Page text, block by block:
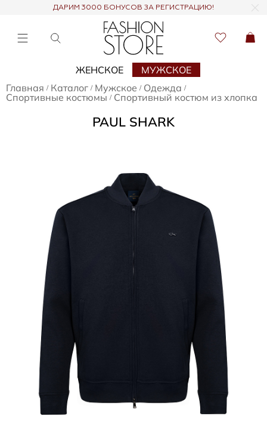
ДАРИМ 3000 БОНУСОВ ЗА РЕГИСТРАЦИЮ!
ЖЕНСКОЕ
МУЖСКОЕ
Главная / Каталог / Мужское / Одежда /
Спортивные костюмы / Спортивный костюм из хлопка
PAUL SHARK